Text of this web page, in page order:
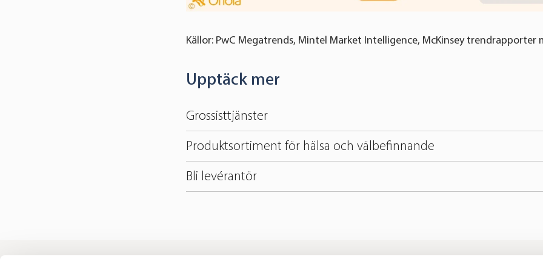
Källor: PwC Megatrends, Mintel Market Intelligence, McKinsey trendrapporter
Upptäck mer
Grossisttjänster
Produktsortiment för hälsa och välbefinnande
Bli levérantör